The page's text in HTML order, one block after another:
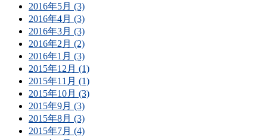
2016年5月 (3)
2016年4月 (3)
2016年3月 (3)
2016年2月 (2)
2016年1月 (3)
2015年12月 (1)
2015年11月 (1)
2015年10月 (3)
2015年9月 (3)
2015年8月 (3)
2015年7月 (4)